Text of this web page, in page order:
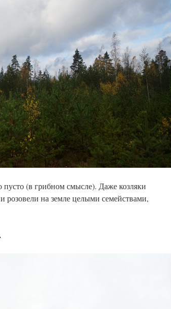
пусто (в грибном смысле). Даже козляки
розовели на земле целыми семействами,